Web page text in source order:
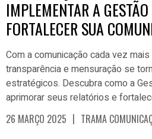
IMPLEMENTAR A
FORTALECER SUA
Com a comunicação cada vez
transparência e mensuração se
estratégicos. Descubra como a
aprimorar seus relatórios e
26 MARÇO 2025 | TRAMA